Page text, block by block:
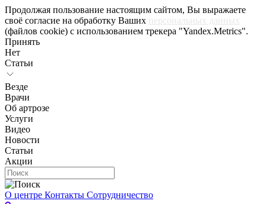
Продолжая пользование настоящим сайтом, Вы выражаете
своё согласие на обработку Ваших персональных данных
(файлов cookie) с использованием трекера "Yandex.Metrics".
Принять
Нет
Статьи
Везде
Врачи
Об артрозе
Услуги
Видео
Новости
Статьи
Акции
О центре Контакты Сотрудничество